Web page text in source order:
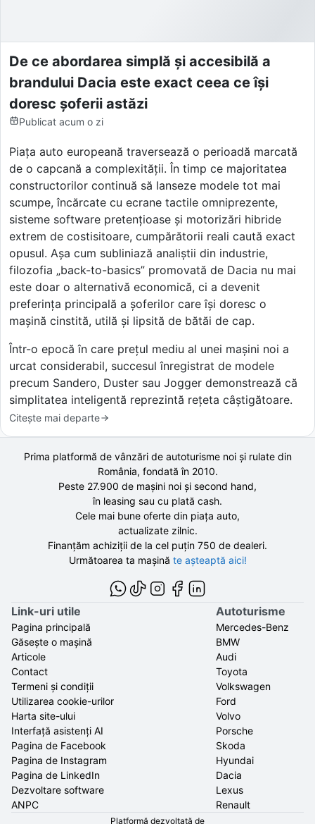
De ce abordarea simplă și accesibilă a
brandului Dacia este exact ceea ce își
doresc șoferii astăzi
Publicat acum o zi
Piața auto europeană traversează o perioadă marcată
de o capcană a complexității. În timp ce majoritatea
constructorilor continuă să lanseze modele tot mai
scumpe, încărcate cu ecrane tactile omniprezente,
sisteme software pretențioase și motorizări hibride
extrem de costisitoare, cumpărătorii reali caută exact
opusul. Așa cum subliniază analiștii din industrie,
filozofia „back-to-basics” promovată de Dacia nu mai
este doar o alternativă economică, ci a devenit
preferința principală a șoferilor care își doresc o
mașină cinstită, utilă și lipsită de bătăi de cap.
Într-o epocă în care prețul mediu al unei mașini noi a
urcat considerabil, succesul înregistrat de modele
precum Sandero, Duster sau Jogger demonstrează că
simplitatea inteligentă reprezintă rețeta câștigătoare.
Citește mai departe
Prima platformă de vânzări de autoturisme noi și rulate din
România, fondată în 2010.
Peste 27.900 de mașini noi și second hand,
în leasing sau cu plată cash.
Cele mai bune oferte din piața auto,
actualizate zilnic.
Finanțăm achiziții de la cel puțin 750 de dealeri.
Următoarea ta mașină te așteaptă aici!
Link-uri utile
Pagina principală
Găsește o mașină
Articole
Contact
Termeni și condiții
Utilizarea cookie-urilor
Harta site-ului
Interfață asistenți AI
Pagina de Facebook
Pagina de Instagram
Pagina de LinkedIn
Dezvoltare software
ANPC
Autoturisme
Mercedes-Benz
BMW
Audi
Toyota
Volkswagen
Ford
Volvo
Porsche
Skoda
Hyundai
Dacia
Lexus
Renault
Platformă dezvoltată de